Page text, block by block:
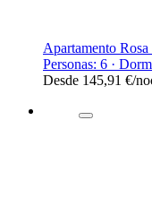
Apartamento
Personas: 6 ·
Desde 145,91 €/